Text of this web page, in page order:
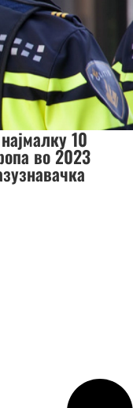
10
во 2023